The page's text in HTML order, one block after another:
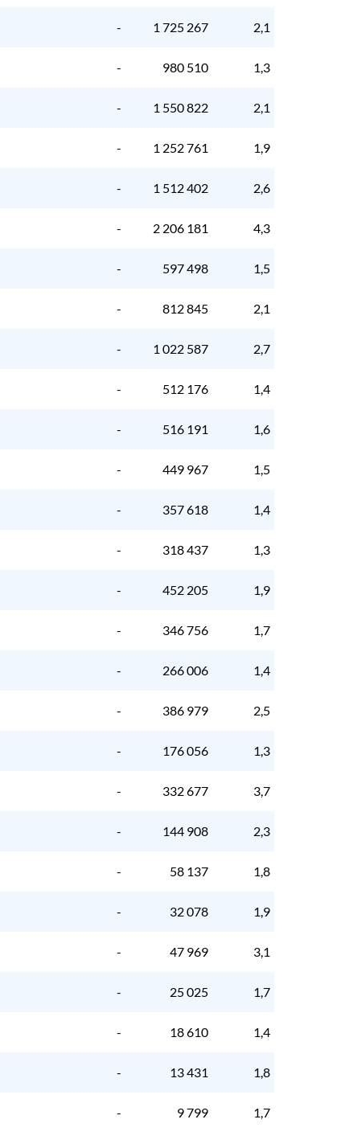
- 1 725 267 2,1
- 980 510 1,3
- 1 550 822 2,1
- 1 252 761 1,9
- 1 512 402 2,6
- 2 206 181 4,3
- 597 498 1,5
- 812 845 2,1
- 1 022 587 2,7
- 512 176 1,4
- 516 191 1,6
- 449 967 1,5
- 357 618 1,4
- 318 437 1,3
- 452 205 1,9
- 346 756 1,7
- 266 006 1,4
- 386 979 2,5
- 176 056 1,3
- 332 677 3,7
- 144 908 2,3
- 58 137 1,8
- 32 078 1,9
- 47 969 3,1
- 25 025 1,7
- 18 610 1,4
- 13 431 1,8
- 9 799 1,7